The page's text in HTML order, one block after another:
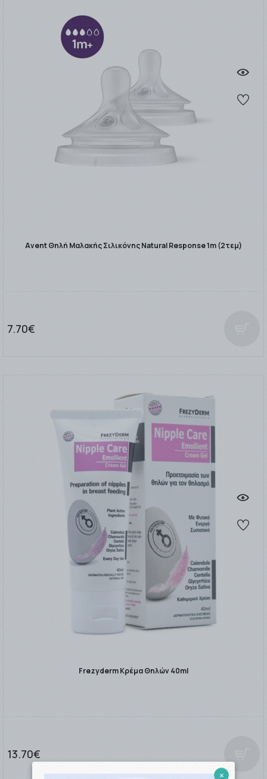
Avent Θηλή Μαλακής Σιλικόνης Natural Response 1m (2τεμ)
7.70€
Frezyderm Κρέμα Θηλών 40ml
13.70€
×